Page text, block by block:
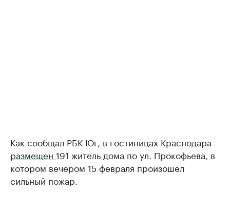
Как сообщал РБК Юг, в гостиницах Краснодара
размещен 191 житель дома по ул. Прокофьева, в
котором вечером 15 февраля произошел
сильный пожар.